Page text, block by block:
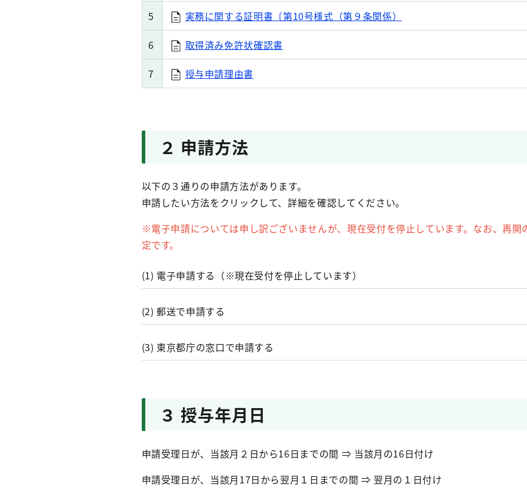
5 実務に関する証明書〔第10号様式（第９条関係）
6 取得済み免許状確認書
7 授与申請理由書
２ 申請方法
以下の３通りの申請方法があります。
申請したい方法をクリックして、詳細を確認してください。
※電子申請については申し訳ございませんが、現在受付を停止しています。なお、再開
定です。
(1) 電子申請する（※現在受付を停止しています）
(2) 郵送で申請する
(3) 東京都庁の窓口で申請する
３ 授与年月日
申請受理日が、当該月２日から16日までの間 ⇒ 当該月の16日付け
申請受理日が、当該月17日から翌月１日までの間 ⇒ 翌月の１日付け